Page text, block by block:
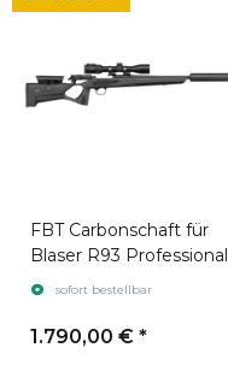
FBT Carbonschaft für
Blaser R93 Professional
sofort bestellbar
1.790,00 € *